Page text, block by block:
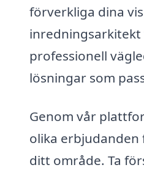
förverkliga dina
inredningsarkitekt
professionell
lösningar som
Genom vår
olika
ditt område. Ta